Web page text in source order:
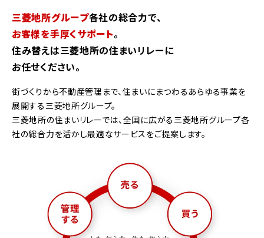
三菱地所グループ各社の総合力で、
お客様を手厚くサポート。
住み替えは三菱地所の住まいリレーに
お任せください。
街づくりから不動産管理まで、住まいにまつわるあらゆる事業を
展開する三菱地所グループ。
三菱地所の住まいリレーでは、全国に広がる三菱地所グループ各
社の総合力を活かし最適なサービスをご提案します。